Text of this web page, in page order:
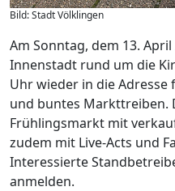
Bild: Stadt Völklingen
Am Sonntag, dem 13.
Innenstadt rund um die
Uhr wieder in die
und buntes Markttreiben.
Frühlingsmarkt mit
zudem mit Live-Acts und
Interessierte
anmelden.